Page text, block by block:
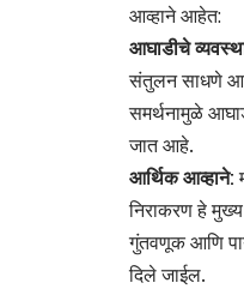
आव्हाने आहेत:
आघाडीचे
संतुलन साधणे
समर्थनामुळे
जात आहे.
आर्थिक आव्हाने:
निराकरण हे
गुंतवणूक आणि
दिले जाईल.